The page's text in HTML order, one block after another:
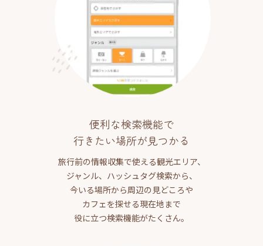
便利な検索機能で
行きたい場所が見つかる
旅行前の情報収集で使える観光エリア、
ジャンル、ハッシュタグ検索から、
今いる場所から周辺の見どころや
カフェを探せる現在地まで
役に立つ検索機能がたくさん。